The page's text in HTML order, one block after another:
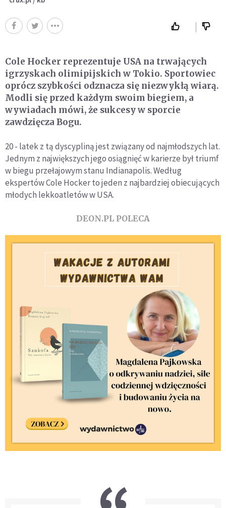
Cole Hocker reprezentuje USA na trwających
igrzyskach olimipijskich w Tokio. Sportowiec
oprócz szybkości odznacza się niezwykłą wiarą.
Modli się przed każdym swoim biegiem, a
wywiadach mówi, że sukcesy w sporcie
zawdzięcza Bogu.
20 - latek z tą dyscypliną jest związany od najmłodszych lat.
Jednym z największych jego osiągnięć w karierze był triumf
w biegu przełajowym stanu Indianapolis. Według
ekspertów Cole Hocker to jeden z najbardziej obiecujących
młodych lekkoatletów w USA.
DEON.PL POLECA